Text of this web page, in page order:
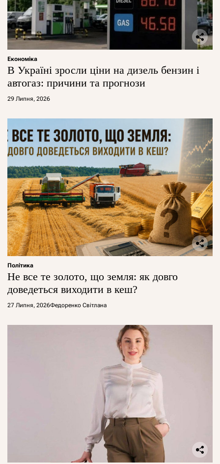
Економіка
В Україні зросли ціни на дизель бензин і
автогаз: причини та прогнози
29 Липня, 2026
Політика
Не все те золото, що земля: як довго
доведеться виходити в кеш?
27 Липня, 2026Федоренко Світлана